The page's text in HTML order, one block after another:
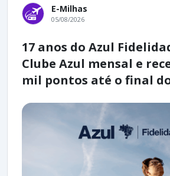
E-Milhas
05/08/2026
17 anos do Azul
Clube Azul mensal e
mil pontos até o final